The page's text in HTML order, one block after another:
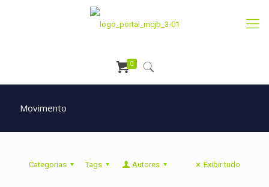
0
Movimento
Categorias Tags Autores Exibir tudo